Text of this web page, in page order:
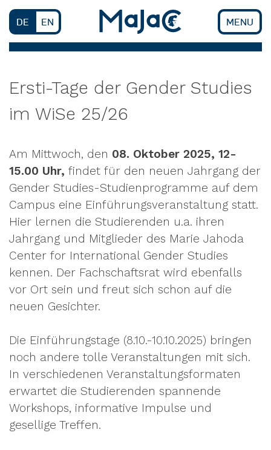
Skip
to
content
DE EN MENU
Ersti-Tage der Gender Studies
im WiSe 25/26
Am Mittwoch, den 08. Oktober 2025, 12-
15.00 Uhr, findet für den neuen Jahrgang der
Gender Studies-Studienprogramme auf dem
Campus eine Einführungsveranstaltung statt.
Hier lernen die Studierenden u.a. ihren
Jahrgang und Mitglieder des Marie Jahoda
Center for International Gender Studies
kennen. Der Fachschaftsrat wird ebenfalls
vor Ort sein und freut sich schon auf die
neuen Gesichter.
Die Einführungstage (8.10.-10.10.2025) bringen
noch andere tolle Veranstaltungen mit sich.
In verschiedenen Veranstaltungsformaten
erwartet die Studierenden spannende
Workshops, informative Impulse und
gesellige Treffen.